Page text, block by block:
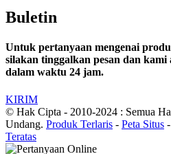
Buletin
Untuk pertanyaan mengenai
silakan tinggalkan pesan dan
dalam waktu 24 jam.
KIRIM
© Hak Cipta - 2010-2024 : Semua
Undang. Produk Terlaris - Peta Situs -
Teratas